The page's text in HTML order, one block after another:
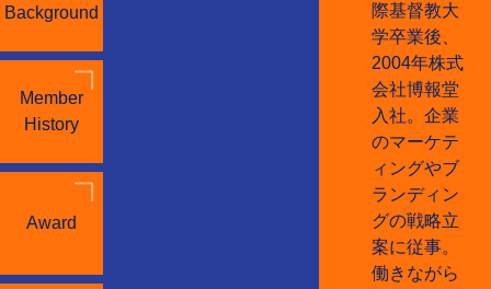
Background
Member
History
Award
際基督教大
学卒業後、
2004年株式
会社博報堂
入社。企業
のマーケテ
ィングやブ
ランディン
グの戦略立
案に従事。
働きながら